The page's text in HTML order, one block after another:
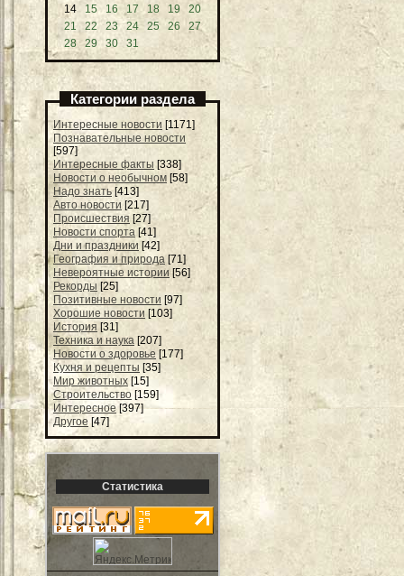
14
15 16 17 18 19
20
21
22 23 24 25 26
27
28
29 30 31
Категории раздела
Интересные новости [1171]
Познавательные новости
[597]
Интересные факты [338]
Новости о необычном [58]
Надо знать [413]
Авто новости [217]
Происшествия [27]
Новости спорта [41]
Дни и праздники [42]
География и природа [71]
Невероятные истории [56]
Рекорды [25]
Позитивные новости [97]
Хорошие новости [103]
История [31]
Техника и наука [207]
Новости о здоровье [177]
Кухня и рецепты [35]
Мир животных [15]
Строительство [159]
Интересное [397]
Другое [47]
Статистика